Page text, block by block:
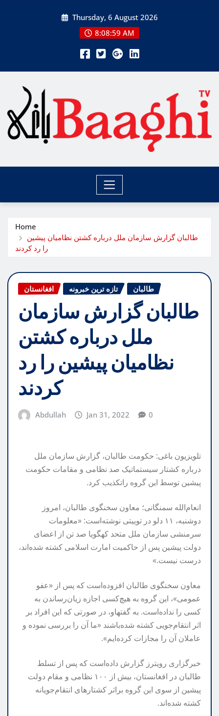
Thursday, 6 August 2026
8:09:01 AM
Home
طالبان گزارش سازمان ملل درباره کشتن نظامیان پیشین
را رد کردند
افغانستان تازه ترین خبرونه طالبان
طالبان گزارش سازمان
ملل درباره کشتن
نظامیان پیشین را رد
کردند
Abdullah Jan 31, 2022 0
تلویزیون باغی: حکومت طالبان، گزارش سازمان ملل
درباره کشتار سیستماتیک صد نظامی و مقامات حکومت
پیشین توسط این گروه راتکذیب کرد.
انعام‌الله سمنگانی؛ معاون سخنگوی طالبان، امروز
دوشنبه، ۱۱ دلو در توییتی نوشته‌است: «معلومات
سرمنشی سازمان ملل متحد کهگویا صد تن از اعضای
دولت پیشین پس از حاکمیت امارت اسلامی کشته شده‌اند،
درست نیست.»
معاون سخنگوی طالبان افزوده‌است که پس از «عفو
عمومی»، این گروه به هیچ‌کسی اجازه زیان‌رساندن به
کسی را نداده‌است. به گفتهاو، در صورتی که این افراد بر
اثر انتقام‌جویی کشته شده‌باشند «ما‌ آن را بررسی نموده و
عاملان آن را مجازات کرده‌ایم».
خبرگزاری رویترز گزارش داده‌است که پس از تسلط
طالبان در افغانستان، بیش از ۱۰۰ نظامی و مقام دولت
پیشین از سوی این گروه بر اثر کشتارهای انتقام‌جویانه
کشته شده‌اند.